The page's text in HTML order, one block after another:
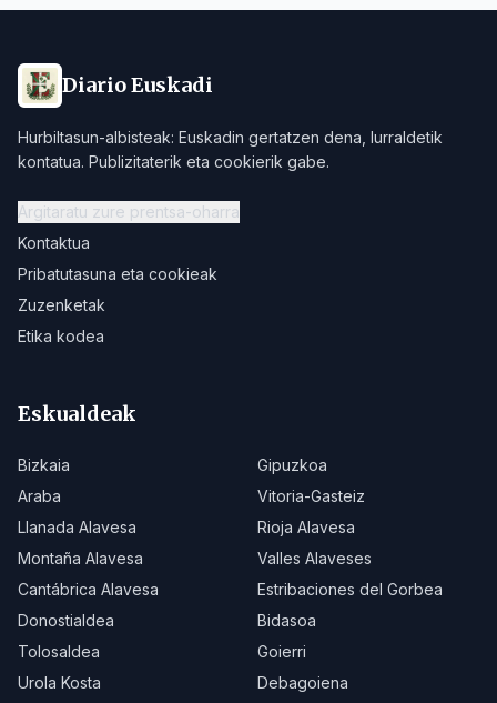
Diario Euskadi
Hurbiltasun-albisteak: Euskadin gertatzen dena, lurraldetik
kontatua. Publizitaterik eta cookierik gabe.
Argitaratu zure prentsa-oharra
Kontaktua
Pribatutasuna eta cookieak
Zuzenketak
Etika kodea
Eskualdeak
Bizkaia
Gipuzkoa
Araba
Vitoria-Gasteiz
Llanada Alavesa
Rioja Alavesa
Montaña Alavesa
Valles Alaveses
Cantábrica Alavesa
Estribaciones del Gorbea
Donostialdea
Bidasoa
Tolosaldea
Goierri
Urola Kosta
Debagoiena